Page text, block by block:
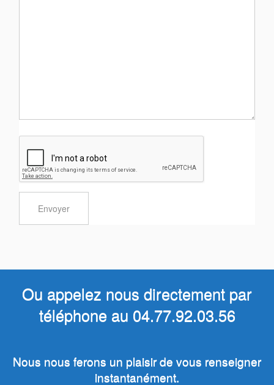
Envoyer
Ou appelez nous directement par
téléphone au 04.77.92.03.56
Nous nous ferons un plaisir de vous renseigner
instantanément.